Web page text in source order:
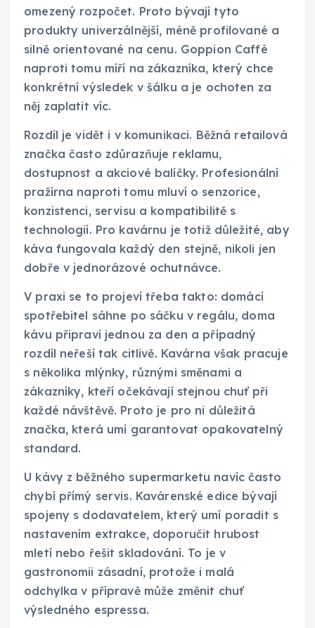
omezený rozpočet. Proto bývají tyto
produkty univerzálnější, méně profilované a
silně orientované na cenu. Goppion Caffè
naproti tomu míří na zákazníka, který chce
konkrétní výsledek v šálku a je ochoten za
něj zaplatit víc.
Rozdíl je vidět i v komunikaci. Běžná retailová
značka často zdůrazňuje reklamu,
dostupnost a akciové balíčky. Profesionální
pražírna naproti tomu mluví o senzorice,
konzistenci, servisu a kompatibilitě s
technologií. Pro kavárnu je totiž důležité, aby
káva fungovala každý den stejně, nikoli jen
dobře v jednorázové ochutnávce.
V praxi se to projeví třeba takto: domácí
spotřebitel sáhne po sáčku v regálu, doma
kávu připraví jednou za den a případný
rozdíl neřeší tak citlivě. Kavárna však pracuje
s několika mlýnky, různými směnami a
zákazníky, kteří očekávají stejnou chuť při
každé návštěvě. Proto je pro ni důležitá
značka, která umí garantovat opakovatelný
standard.
U kávy z běžného supermarketu navíc často
chybí přímý servis. Kavárenské edice bývají
spojeny s dodavatelem, který umí poradit s
nastavením extrakce, doporučit hrubost
mletí nebo řešit skladování. To je v
gastronomii zásadní, protože i malá
odchylka v přípravě může změnit chuť
výsledného espressa.